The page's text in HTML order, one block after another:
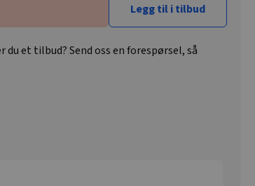
Legg til i tilbud
et tilbud? Send oss en forespørsel, så